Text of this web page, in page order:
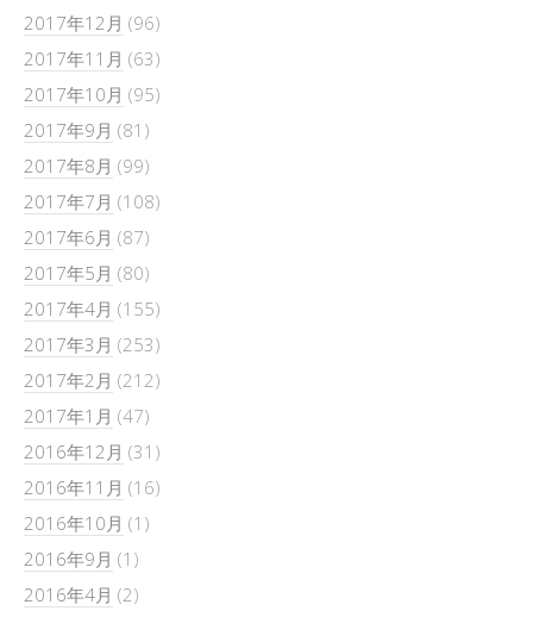
2017年12月 (96)
2017年11月 (63)
2017年10月 (95)
2017年9月 (81)
2017年8月 (99)
2017年7月 (108)
2017年6月 (87)
2017年5月 (80)
2017年4月 (155)
2017年3月 (253)
2017年2月 (212)
2017年1月 (47)
2016年12月 (31)
2016年11月 (16)
2016年10月 (1)
2016年9月 (1)
2016年4月 (2)